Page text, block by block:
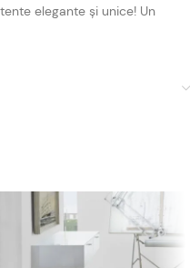
elegante și unice! Un